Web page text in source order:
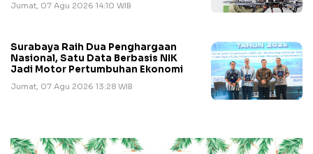
Jumat, 07 Agu 2026 14:10 WIB
Surabaya Raih Dua Penghargaan
Nasional, Satu Data Berbasis NIK
Jadi Motor Pertumbuhan Ekonomi
Jumat, 07 Agu 2026 13:28 WIB